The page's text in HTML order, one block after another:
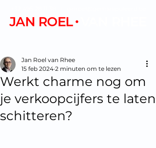
Werkt charme nog om
je verkoopcijfers te laten
schitteren?
Jan Roel van Rhee
15 feb 2024 2 minuten om te lezen